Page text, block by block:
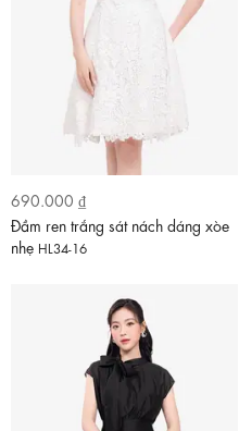
690.000 ₫
Đầm ren trắng sát nách dáng xòe
nhẹ HL34-16